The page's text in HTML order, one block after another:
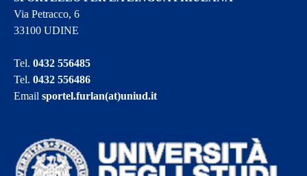
Via Petracco, 6
33100 UDINE
Tel.0432 556485
Tel.0432 556486
Emailsportel.furlan(at)uniud.it